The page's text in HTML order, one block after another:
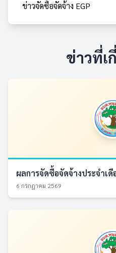
ข่าวจัดซื้อจัดจ้าง EGP
ข่าวที่เ
ผลการจัดซื้อจัดจ้างประจำเ
6 กรกฎาคม 2569